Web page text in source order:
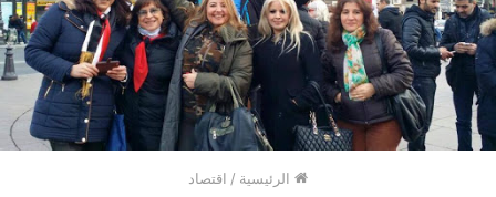
الرئيسية / اقتصاد